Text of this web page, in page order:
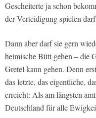
Gescheiterte ja schon
der Verteidigung spielen
Dann aber darf sie gern
heimische Bütt gehen – die
Gretel kann gehen. Denn
das letzte, das eigentliche,
erreicht: Als am längsten
Deutschland für alle